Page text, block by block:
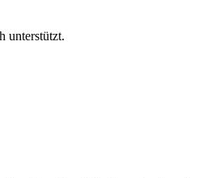
unterstützt.